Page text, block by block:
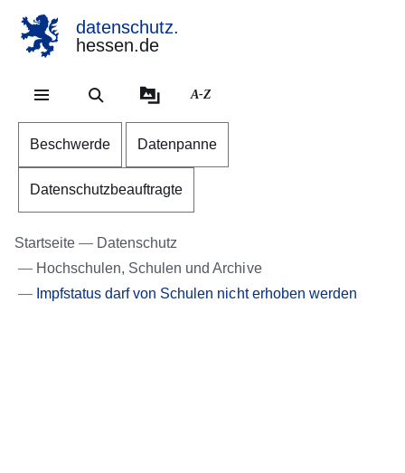
datenschutz.
hessen.de
A-Z
Beschwerde Datenpanne
Datenschutzbeauftragte
Startseite
Datenschutz
Hochschulen, Schulen und Archive
Impfstatus darf von Schulen nicht erhoben werden